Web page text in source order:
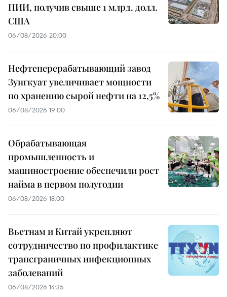
ПИИ, получив свыше 1 млрд. долл.
США
06/08/2026 20:00
Нефтеперерабатывающий завод
Зунгкуат увеличивает мощности
по хранению сырой нефти на 12,5%
06/08/2026 19:00
Обрабатывающая
промышленность и
машиностроение обеспечили рост
найма в первом полугодии
06/08/2026 18:00
Вьетнам и Китай укрепляют
сотрудничество по профилактике
трансграничных инфекционных
заболеваний
06/08/2026 14:35